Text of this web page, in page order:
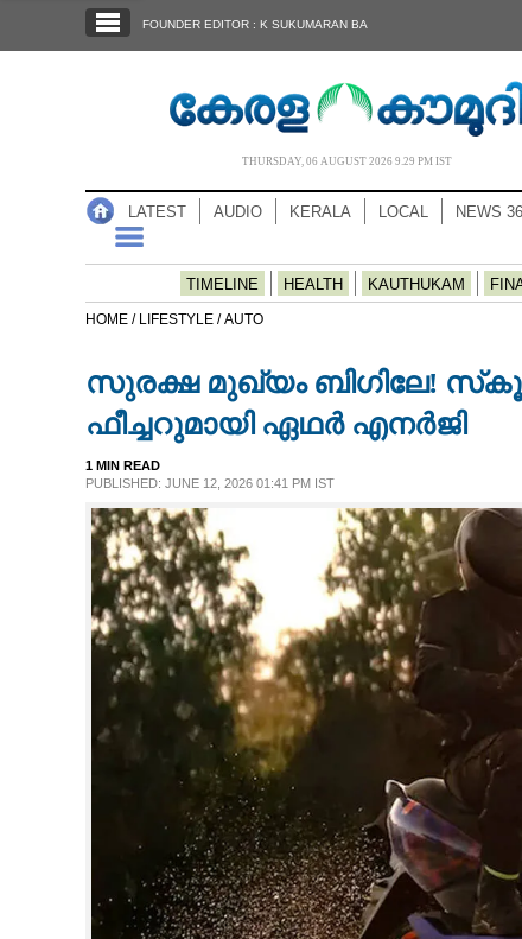
NOTIFIED NEWS
CASE DIARY
FOUNDER EDITOR : K SUKUMARAN BA
THURSDAY, 06 AUGUST 2026 9.29 PM IST
LATEST AUDIO KERALA LOCAL NEWS
TIMELINE HEALTH KAUTHUKAM
HOME / LIFESTYLE /AUTO
സുരക്ഷ മുഖ്യം ബിഗിലേ!
ഫീച്ചറുമായി ഏഥര്‍ എനര്‍ജി
1 MIN READ
PUBLISHED: JUNE 12, 2026 01:41 PM IST